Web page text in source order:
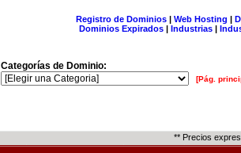
Registro de Dominios| Web Hosting |
Dominios Expirados | Industrias |
Categorías de Dominio:
[Pág.
** Precios